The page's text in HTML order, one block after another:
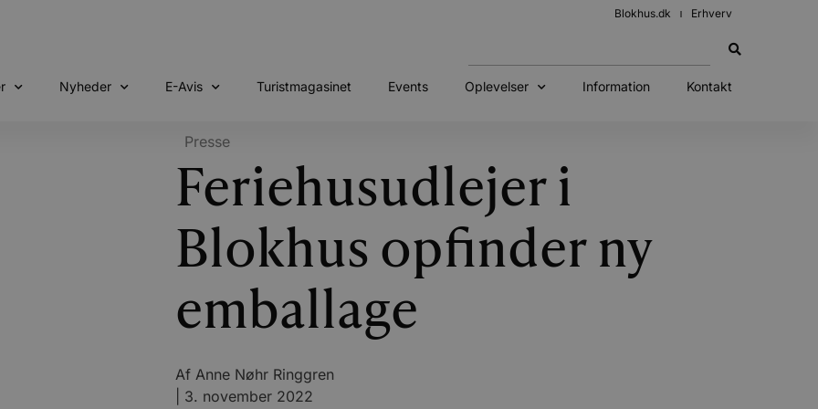
Blokhus.dk Erhverv
Nyheder E-Avis Turistmagasinet Events Oplevelser Information Kontakt
Presse
Feriehusudlejer i
Blokhus opfinder ny
emballage
Af Anne Nøhr Ringgren
3. november 2022